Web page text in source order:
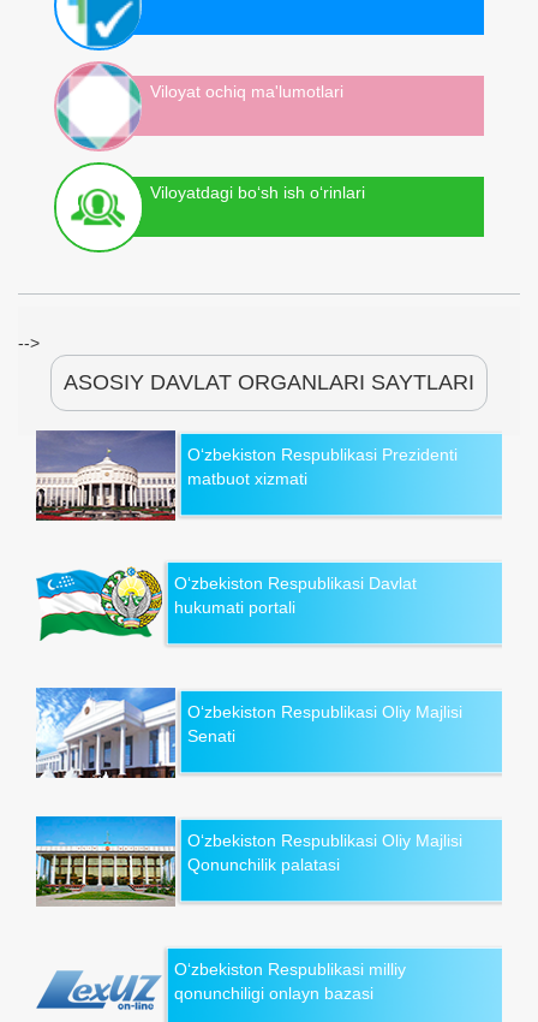
Viloyat ochiq ma'lumotlari
Viloyatdagi bo‘sh ish o‘rinlari
-->
ASOSIY DAVLAT ORGANLARI SAYTLARI
O‘zbekiston Respublikasi Prezidenti
matbuot xizmati
O‘zbekiston Respublikasi Davlat
hukumati portali
O‘zbekiston Respublikasi Oliy Majlisi
Senati
O‘zbekiston Respublikasi Oliy Majlisi
Qonunchilik palatasi
O‘zbekiston Respublikasi milliy
qonunchiligi onlayn bazasi